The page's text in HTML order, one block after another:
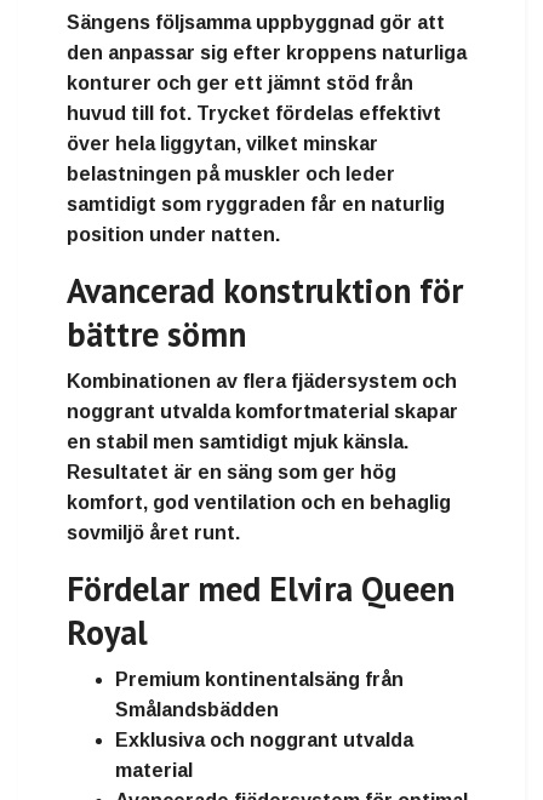
Sängens följsamma uppbyggnad gör att
den anpassar sig efter kroppens naturliga
konturer och ger ett jämnt stöd från
huvud till fot. Trycket fördelas effektivt
över hela liggytan, vilket minskar
belastningen på muskler och leder
samtidigt som ryggraden får en naturlig
position under natten.
Avancerad konstruktion för
bättre sömn
Kombinationen av flera fjädersystem och
noggrant utvalda komfortmaterial skapar
en stabil men samtidigt mjuk känsla.
Resultatet är en säng som ger hög
komfort, god ventilation och en behaglig
sovmiljö året runt.
Fördelar med Elvira Queen
Royal
Premium kontinentalsäng från
Smålandsbädden
Exklusiva och noggrant utvalda
material